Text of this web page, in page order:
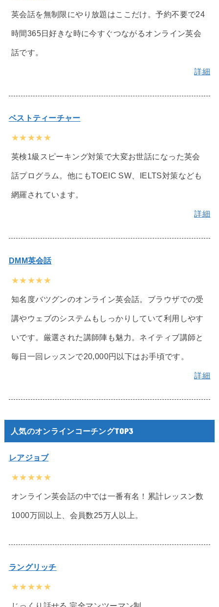
英会話を無制限にやり放題はここだけ。予約不要で24
時間365日好きな時に今すぐつながるオンライン英会
話です。
詳細
ベストティーチャー
★★★★★
英検1級スピーキング対策で大変お世話になった英会
話プログラム。他にもTOEIC SW、IELTS対策なども
網羅されています。
詳細
DMM英会話
★★★★★
知名度バツグンのオンライン英会話。ブラウザでの受
講やウェブのシステムもしっかりしていて利用しやす
いです。厳選された講師陣も魅力。ネイティブ講師と
毎日一回レッスンで20,000円以下はお手頃です。
詳細
人気のオンラインコーチングTOP3
レアジョブ
★★★★★
オンライン英会話の中では一番有名！累計レッスン数
1000万回以上、会員数25万人以上。
ラングリッチ
★★★★★